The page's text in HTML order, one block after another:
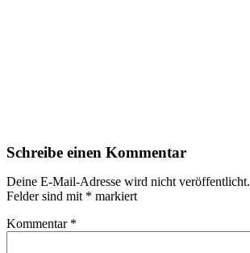
Schreibe einen Kommentar
Deine E-Mail-Adresse wird nicht veröffentlicht.
Felder sind mit * markiert
Kommentar *